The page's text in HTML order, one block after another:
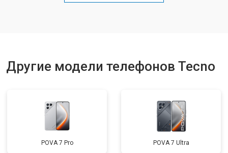
Другие модели телефонов Tecno
POVA 7 Pro POVA 7 Ultra